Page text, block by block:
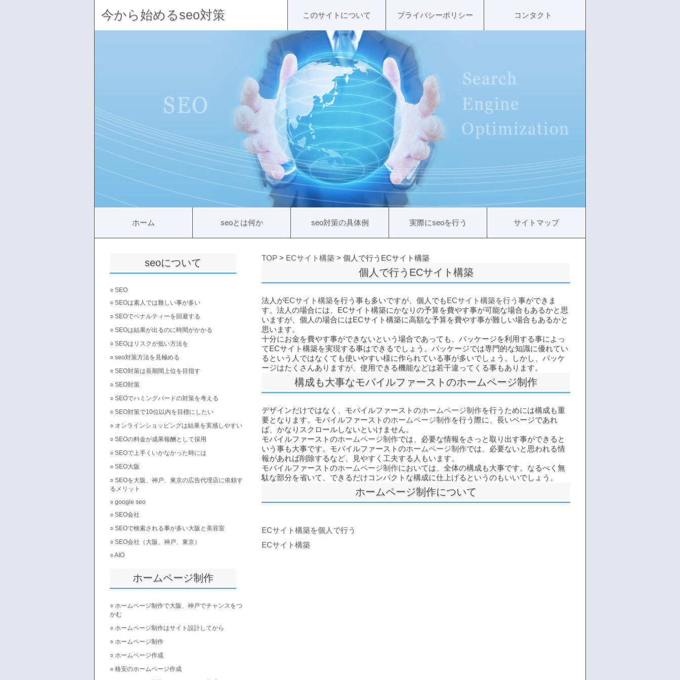
今から始めるseo対策 このサイトについて プライバシーポリシー コンタクト
ホーム seoとは何か seo対策の具体例 実際にseoを行う サイトマップ
seoについて
○ SEO
○ SEOは素人では難しい事が多い
○ SEOでペナルティーを回避する
○ SEOは結果が出るのに時間がかかる
○ SEOはリスクが低い方法を
○ seo対策方法を見極める
○ SEO対策は長期間上位を目指す
○ SEO対策
○ SEOでハミングバードの対策を考える
○ SEO対策で10位以内を目標にしたい
○ オンラインショッピングは結果を実感しやすい
○ SEOの料金が成果報酬として採用
○ SEOで上手くいかなかった時には
○ SEO大阪
○ SEOを大阪、神戸、東京の広告代理店に依頼す
るメリット
○ google seo
○ SEO会社
○ SEOで検索される事が多い大阪と美容室
○ SEO会社（大阪、神戸、東京）
○AIO
ホームページ制作
○ ホームページ制作で大阪、神戸でチャンスをつ
かむ
○ ホームページ制作はサイト設計してから
○ ホームページ制作
○ ホームページ作成
○ 格安のホームページ作成
TOP > ECサイト構築 > 個人で行うECサイト構築
個人で行うECサイト構築
法人がECサイト構築を行う事も多いですが、個人でもECサイト構築を行う事ができま
す。法人の場合には、ECサイト構築にかなりの予算を費やす事が可能な場合もあるかと思
いますが、個人の場合にはECサイト構築に高額な予算を費やす事が難しい場合もあるかと
思います。
十分にお金を費やす事ができないという場合であっても、パッケージを利用する事によっ
てECサイト構築を実現する事はできるでしょう。パッケージでは専門的な知識に優れてい
るという人ではなくても使いやすい様に作られている事が多いでしょう。しかし、パッケ
ージはたくさんありますが、使用できる機能などは若干違ってくる事もあります。
構成も大事なモバイルファーストのホームページ制作
デザインだけではなく、モバイルファーストのホームページ制作を行うためには構成も重
要となります。モバイルファーストのホームページ制作を行う際に、長いページであれ
ば、かなりスクロールしないといけません。
モバイルファーストのホームページ制作では、必要な情報をさっと取り出す事ができると
いう事も大事です。モバイルファーストのホームページ制作では、必要ないと思われる情
報があれば削除するなど、見やすく工夫する人もいます。
モバイルファーストのホームページ制作においては、全体の構成も大事です。なるべく無
駄な部分を省いて、できるだけコンパクトな構成に仕上げるというのもいいでしょう。
ホームページ制作について
ECサイト構築を個人で行う
ECサイト構築